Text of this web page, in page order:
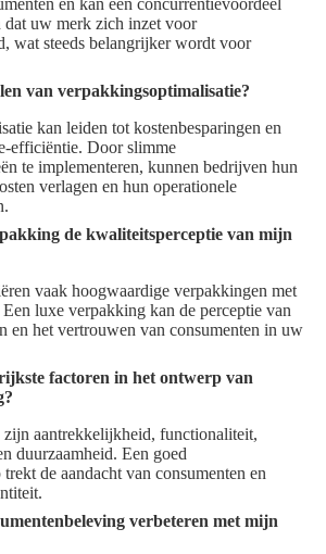
en kan een concurrentievoordeel
dat uw merk zich inzet voor
wat steeds belangrijker wordt voor
van verpakkingsoptimalisatie?
kan leiden tot kostenbesparingen en
efficiëntie. Door slimme
te implementeren, kunnen bedrijven hun
verlagen en hun operationele
de kwaliteitsperceptie van mijn
vaak hoogwaardige verpakkingen met
luxe verpakking kan de perceptie van
en het vertrouwen van consumenten in uw
factoren in het ontwerp van
aantrekkelijkheid, functionaliteit,
duurzaamheid. Een goed
de aandacht van consumenten en
verbeteren met mijn